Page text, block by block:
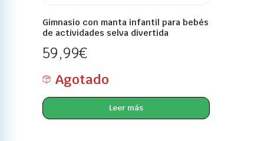
Gimnasio con manta infantil para bebés
de actividades selva divertida
59,99€
Agotado
Leer más